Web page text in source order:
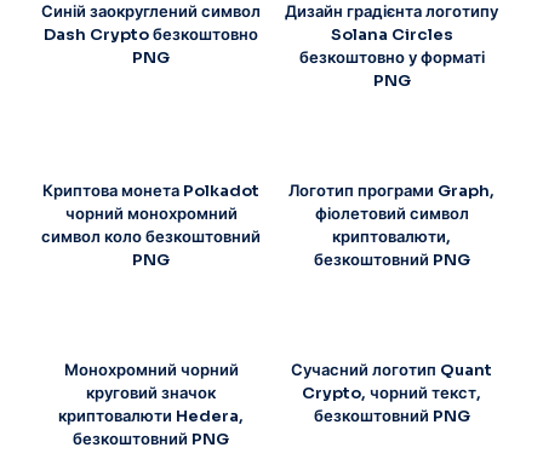
Синій заокруглений символ
Dash Crypto безкоштовно
PNG
Дизайн градієнта логотипу
Solana Circles
безкоштовно у форматі
PNG
Криптова монета Polkadot
чорний монохромний
символ коло безкоштовний
PNG
Логотип програми Graph,
фіолетовий символ
криптовалюти,
безкоштовний PNG
Монохромний чорний
круговий значок
криптовалюти Hedera,
безкоштовний PNG
Сучасний логотип Quant
Crypto, чорний текст,
безкоштовний PNG